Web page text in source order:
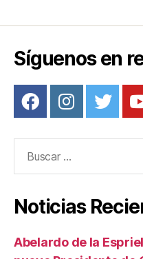
Síguenos en
Noticias
Abelardo de la